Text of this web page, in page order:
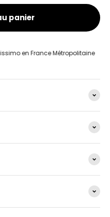
panier
en France Métropolitaine